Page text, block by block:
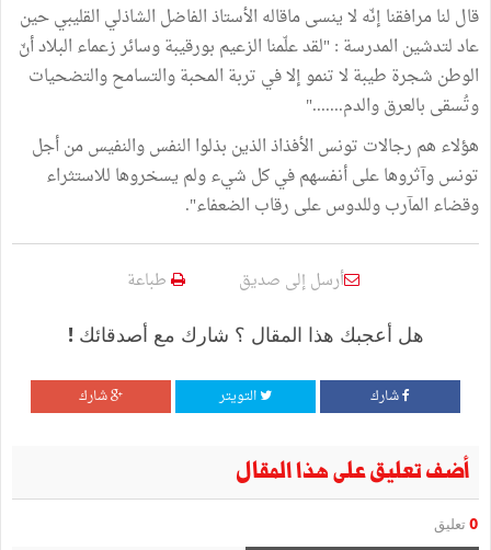
قال لنا مرافقنا إنّه لا ينسى ماقاله الأستاذ الفاضل الشاذلي القليبي حين
عاد لتدشين المدرسة : "لقد علّمنا الزعيم بورقيبة وسائر زعماء البلاد أنّ
الوطن شجرة طيبة لا تنمو إلا في تربة المحبة والتسامح والتضحيات
وتُسقى بالعرق والدم......."
هؤلاء هم رجالات تونس الأفذاذ الذين بذلوا النفس والنفيس من أجل
تونس وآثروها على أنفسهم في كل شيء ولم يسخروها للاستثراء
وقضاء المآرب وللدوس على رقاب الضعفاء".
أرسل إلى صديق طباعة
هل أعجبك هذا المقال ؟ شارك مع أصدقائك !
شارك التويتر شارك
أضف تعليق على هذا المقال
0 تعليق